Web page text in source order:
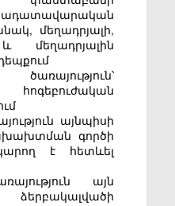
մեղադրյալի,
մեղադրյալին
այնպիսի
գործի
է հետևել
այն